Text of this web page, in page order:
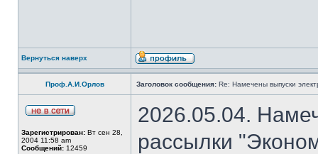
Вернуться наверх
Проф.А.И.Орлов Заголовок сообщения: Re: Намечены выпуски
Зарегистрирован: Вт сен 28,
2004 11:58 am
Сообщений: 12459
2026.05.04.
рассылки